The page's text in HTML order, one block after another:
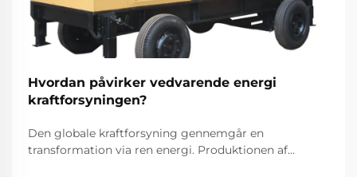
Hvordan påvirker vedvarende energi
kraftforsyningen?
Den globale kraftforsyning gennemgår en
transformation via ren energi. Produktionen af